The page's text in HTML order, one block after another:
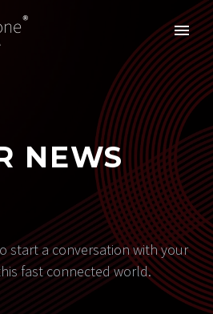
NEWS
start a conversation with your
fast connected world.